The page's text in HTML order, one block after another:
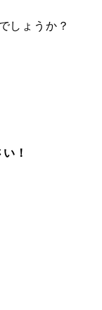
しょうか？
！